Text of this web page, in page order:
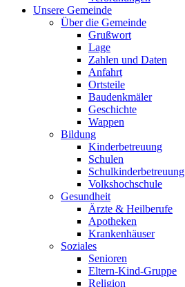
Unsere Gemeinde
Über die Gemeinde
Grußwort
Lage
Zahlen und Daten
Anfahrt
Ortsteile
Baudenkmäler
Geschichte
Wappen
Bildung
Kinderbetreuung
Schulen
Schulkinderbetreuung
Volkshochschule
Gesundheit
Ärzte & Heilberufe
Apotheken
Krankenhäuser
Soziales
Senioren
Eltern-Kind-Gruppe
Religion